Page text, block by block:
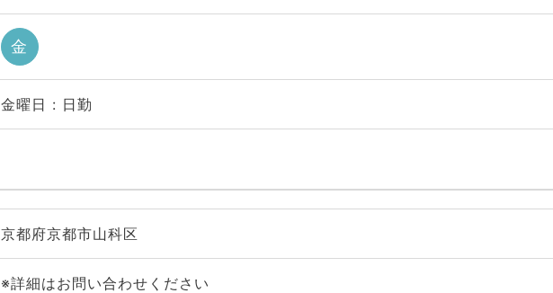
金
金曜日 : 日勤
京都府京都市山科区
※詳細はお問い合わせください